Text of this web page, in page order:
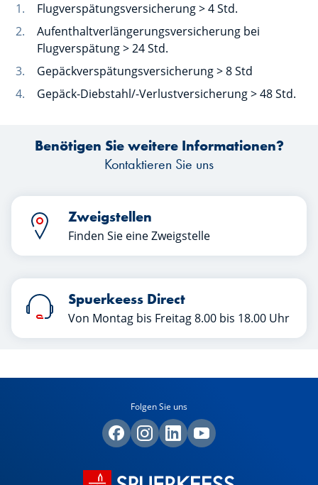
Flugverspätungsversicherung > 4 Std.
Aufenthaltverlängerungsversicherung bei
Flugverspätung > 24 Std.
Gepäckverspätungsversicherung > 8 Std
Gepäck-Diebstahl/-Verlustversicherung > 48 Std.
Benötigen Sie weitere Informationen?
Kontaktieren Sie uns
Zweigstellen
Finden Sie eine Zweigstelle
Spuerkeess Direct
Von Montag bis Freitag 8.00 bis 18.00 Uhr
Folgen Sie uns